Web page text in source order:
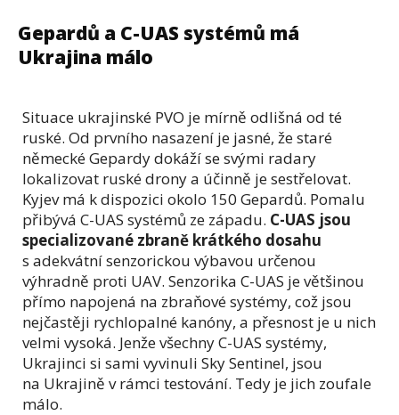
Gepardů a C-UAS systémů má
Ukrajina málo
Situace ukrajinské PVO je mírně odlišná od té
ruské. Od prvního nasazení je jasné, že staré
německé Gepardy dokáží se svými radary
lokalizovat ruské drony a účinně je sestřelovat.
Kyjev má k dispozici okolo 150 Gepardů. Pomalu
přibývá C-UAS systémů ze západu. C-UAS jsou
specializované zbraně krátkého dosahu
s adekvátní senzorickou výbavou určenou
výhradně proti UAV. Senzorika C-UAS je většinou
přímo napojená na zbraňové systémy, což jsou
nejčastěji rychlopalné kanóny, a přesnost je u nich
velmi vysoká. Jenže všechny C-UAS systémy,
Ukrajinci si sami vyvinuli Sky Sentinel, jsou
na Ukrajině v rámci testování. Tedy je jich zoufale
málo.